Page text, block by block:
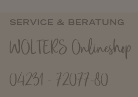
SERVICE & BERATUNG
WOLTERS Onlineshop
04231 - 72077-80